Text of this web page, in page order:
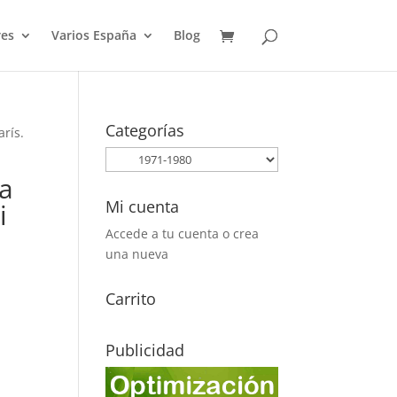
Varios España Blog
Categorías
Mi cuenta
Accede a tu cuenta o crea
una nueva
Carrito
Publicidad